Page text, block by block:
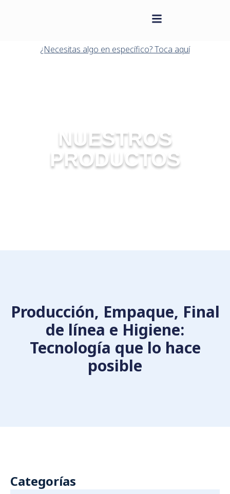
¿Necesitas algo en específico? Toca aquí
NUESTROS
PRODUCTOS
Producción, Empaque, Final
de línea e Higiene:
Tecnología que lo hace
posible
Categorías